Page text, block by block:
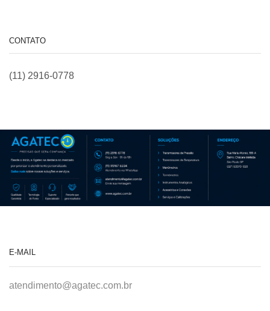
CONTATO
(11) 2916-0778
E-MAIL
atendimento@agatec.com.br